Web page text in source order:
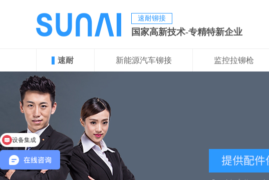
速耐铆接
国家高新技术-专精特新企业
速耐 新能源汽车铆接 监控拉铆枪
设备集成
项目定制